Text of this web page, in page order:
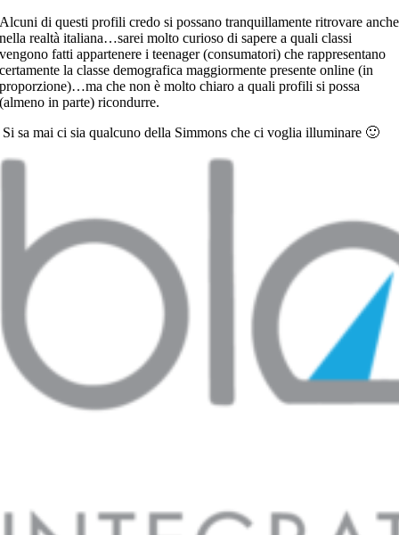
Alcuni di questi profili credo si possano tranquillamente ritrovare anche
nella realtà italiana…sarei molto curioso di sapere a quali classi
vengono fatti appartenere i teenager (consumatori) che rappresentano
certamente la classe demografica maggiormente presente online (in
proporzione)…ma che non è molto chiaro a quali profili si possa
(almeno in parte) ricondurre.
Si sa mai ci sia qualcuno della Simmons che ci voglia illuminare 🙂